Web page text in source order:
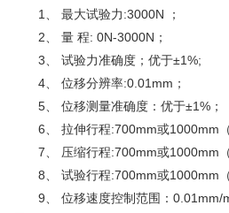
1、 最大试验力:3000N ；
2、 量 程: 0N-3000N；
3、 试验力准确度；优于±1%;
4、 位移分辨率:0.01mm；
5、 位移测量准确度：优于±1%；
6、 拉伸行程:700mm或1000mm（
7、 压缩行程:700mm或1000mm（
8、 试验行程:700mm或1000mm（
9、 位移速度控制范围：0.01mm/